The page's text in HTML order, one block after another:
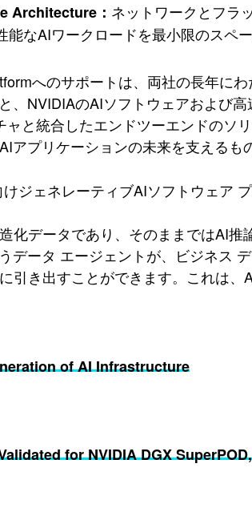
Architecture： ネットワークとフラ
能なAIワークロードを最小限のスペ
へのサポートは、両社の長年にわ
、NVIDIAのAIソフトウェアおよび
ャと統合したエンドツーエンドのソ
アプリケーションの未来を支えるも
ジェネレーティブAIソフトウェア
化データであり、そのままではAI
データ エージェントが、ビジネス
引き出すことができます。これは、
of AI Infrastructure
for NVIDIA DGX